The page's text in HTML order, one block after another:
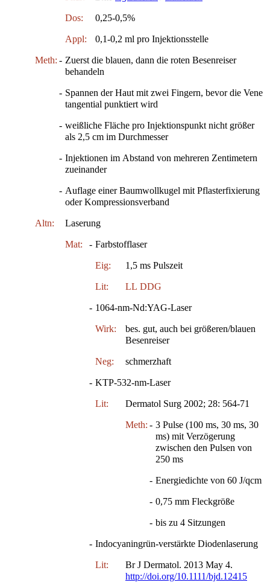
Dos: 0,25-0,5%
Appl: 0,1-0,2 ml pro Injektionsstelle
Meth: - Zuerst die blauen, dann die roten Besenreiser
behandeln
- Spannen der Haut mit zwei Fingern, bevor die Vene
tangential punktiert wird
- weißliche Fläche pro Injektionspunkt nicht größer
als 2,5 cm im Durchmesser
- Injektionen im Abstand von mehreren Zentimetern
zueinander
- Auflage einer Baumwollkugel mit Pflasterfixierung
oder Kompressionsverband
Altn: Laserung
Mat: - Farbstofflaser
Eig: 1,5 ms Pulszeit
Lit: LL DDG
- 1064-nm-Nd:YAG-Laser
Wirk:
bes. gut, auch bei größeren/blauen
Besenreiser
Neg: schmerzhaft
- KTP-532-nm-Laser
Lit: Dermatol Surg 2002; 28: 564-71
Meth: - 3 Pulse (100 ms, 30 ms, 30
ms) mit Verzögerung
zwischen den Pulsen von
250 ms
- Energiedichte von 60 J/qcm
- 0,75 mm Fleckgröße
- bis zu 4 Sitzungen
- Indocyaningrün-verstärkte Diodenlaserung
Lit:
Br J Dermatol. 2013 May 4.
http://doi.org/10.1111/bjd.12415